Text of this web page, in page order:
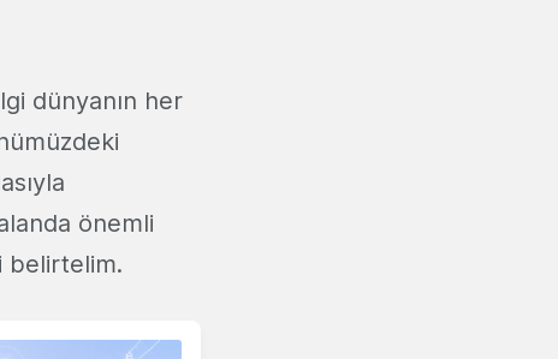
dünyanın her
önemli
belirtelim.